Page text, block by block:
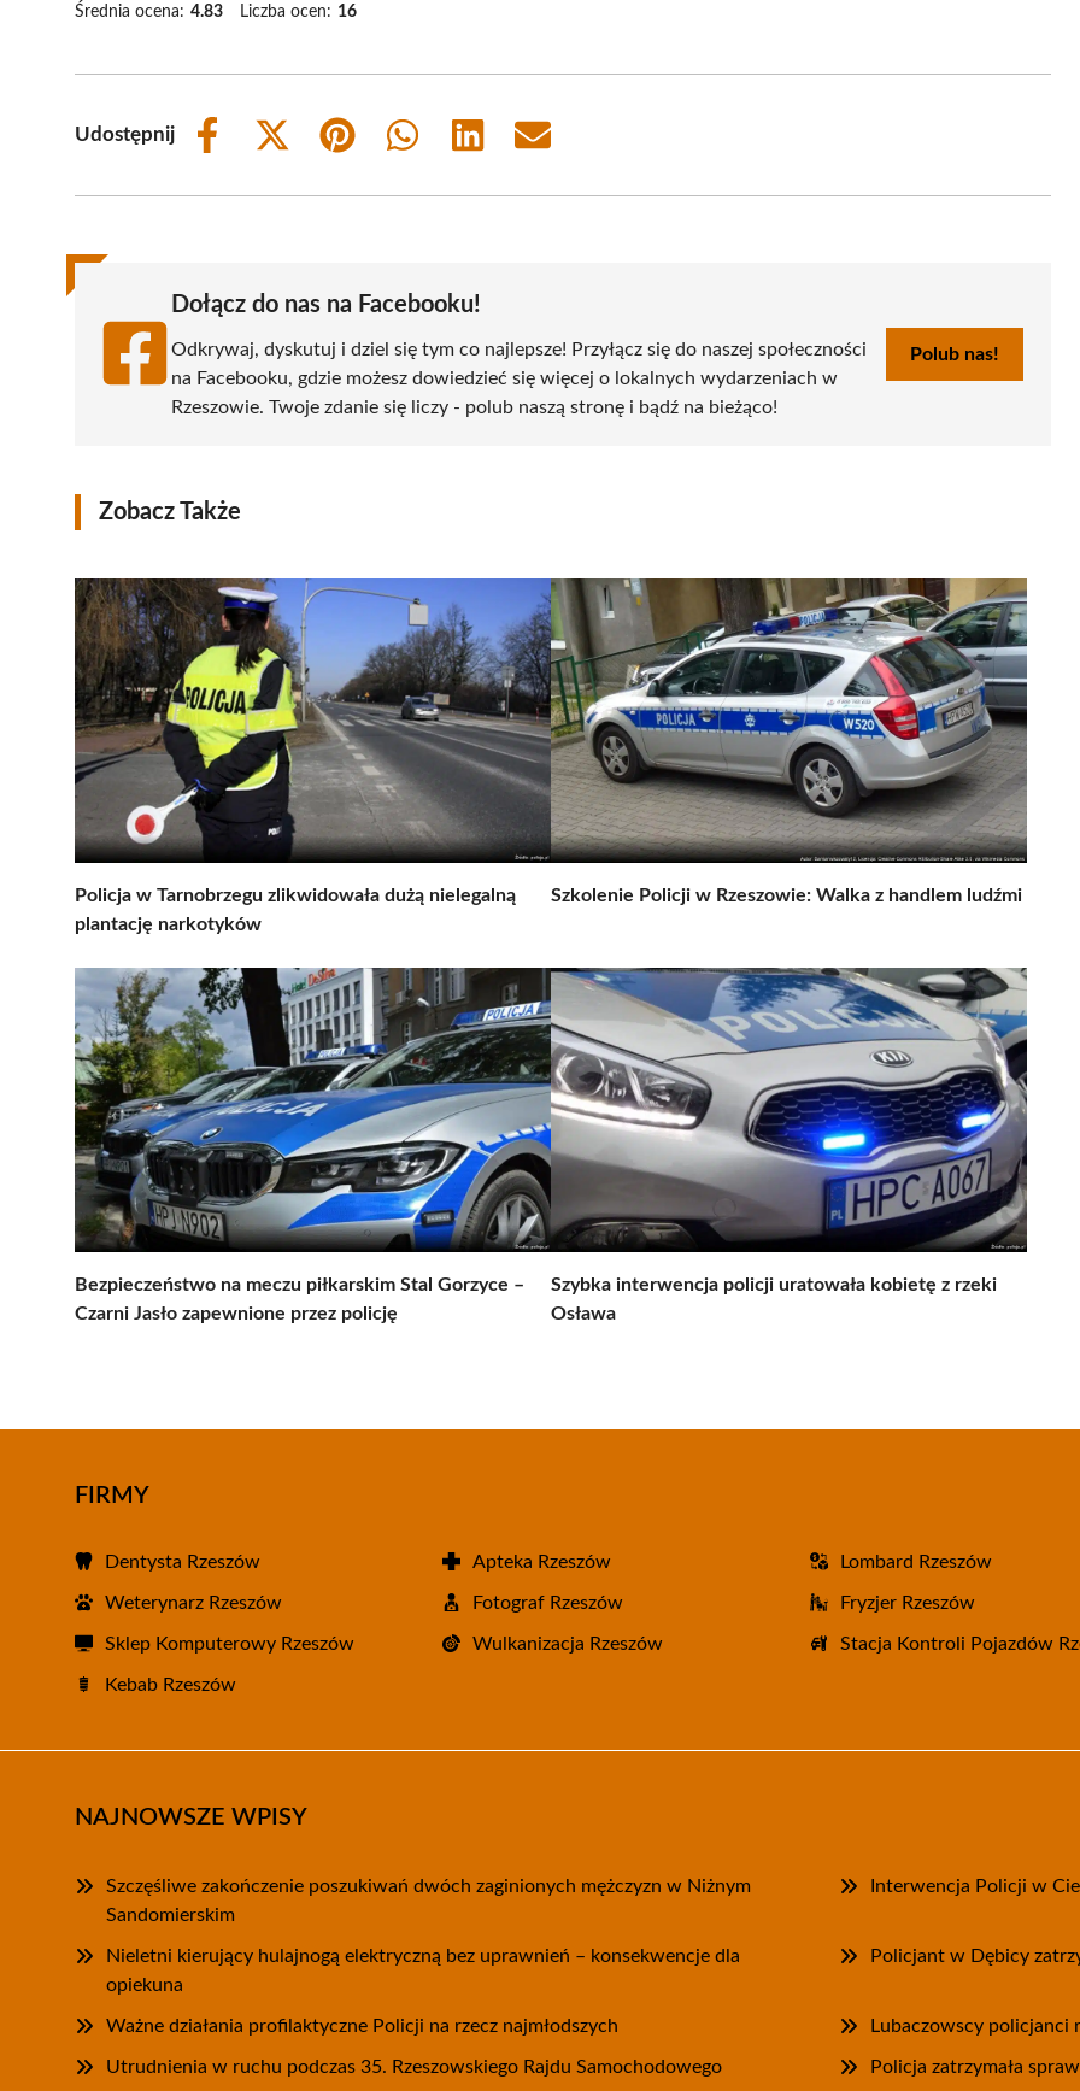
Średnia ocena: 4.83 Liczba ocen: 16
Udostępnij
Share
Share
(Twitter)
Share
Share
Share
Share
Dołącz do nas na Facebooku!
Odkrywaj, dyskutuj i dziel się tym co najlepsze! Przyłącz się do naszej społeczności
na Facebooku, gdzie możesz dowiedzieć się więcej o lokalnych wydarzeniach w
Rzeszowie. Twoje zdanie się liczy - polub naszą stronę i bądź na bieżąco!
Polub nas!
Zobacz Także
Policja w Tarnobrzegu zlikwidowała dużą nielegalną
plantację narkotyków
Szkolenie Policji w Rzeszowie: Walka z handlem ludźmi
Bezpieczeństwo na meczu piłkarskim Stal Gorzyce –
Czarni Jasło zapewnione przez policję
Szybka interwencja policji uratowała kobietę z rzeki
Osława
FIRMY
Dentysta Rzeszów Apteka Rzeszów Lombard Rzeszów
Weterynarz Rzeszów Fotograf Rzeszów Fryzjer Rzeszów
Sklep Komputerowy Rzeszów Wulkanizacja Rzeszów Stacja Kontroli Pojazdów
Kebab Rzeszów
NAJNOWSZE WPISY
Szczęśliwe zakończenie poszukiwań dwóch zaginionych mężczyzn w Niżnym
Sandomierskim
Interwencja Policji w
Nieletni kierujący hulajnogą elektryczną bez uprawnień – konsekwencje dla
opiekuna
Policjant w Dębicy
Ważne działania profilaktyczne Policji na rzecz najmłodszych Lubaczowscy policjanci
Utrudnienia w ruchu podczas 35. Rzeszowskiego Rajdu Samochodowego Policja zatrzymała